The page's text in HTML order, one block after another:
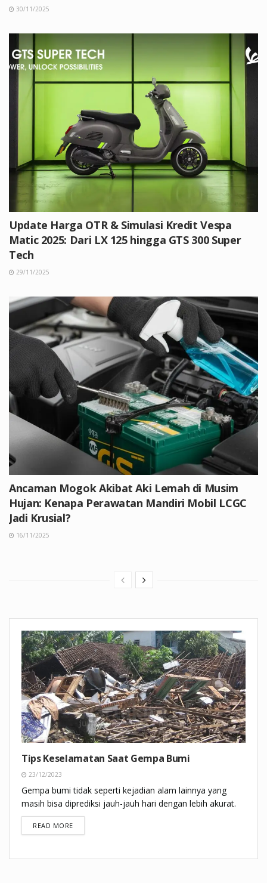
30/11/2025
Update Harga OTR & Simulasi Kredit Vespa
Matic 2025: Dari LX 125 hingga GTS 300 Super
Tech
29/11/2025
Ancaman Mogok Akibat Aki Lemah di Musim
Hujan: Kenapa Perawatan Mandiri Mobil LCGC
Jadi Krusial?
16/11/2025
Tips Keselamatan Saat Gempa Bumi
23/12/2023
Gempa bumi tidak seperti kejadian alam lainnya yang
masih bisa diprediksi jauh-jauh hari dengan lebih akurat.
READ MOREDETAILS